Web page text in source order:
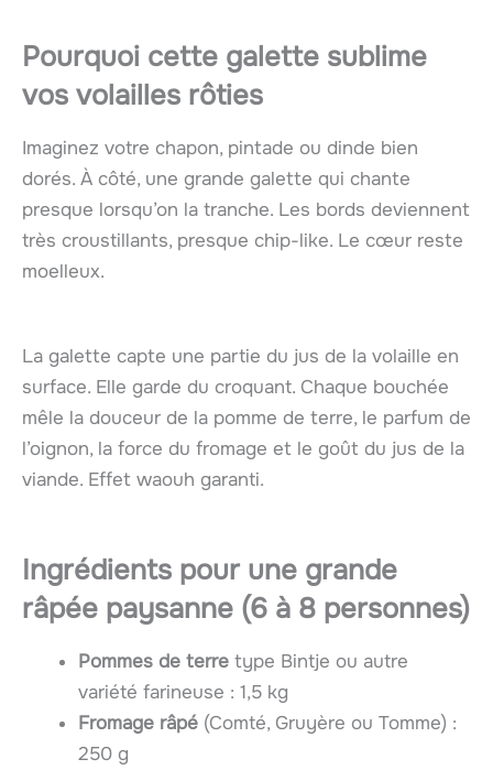
Pourquoi cette galette sublime
vos volailles rôties
Imaginez votre chapon, pintade ou dinde bien
dorés. À côté, une grande galette qui chante
presque lorsqu’on la tranche. Les bords deviennent
très croustillants, presque chip-like. Le cœur reste
moelleux.
La galette capte une partie du jus de la volaille en
surface. Elle garde du croquant. Chaque bouchée
mêle la douceur de la pomme de terre, le parfum de
l’oignon, la force du fromage et le goût du jus de la
viande. Effet waouh garanti.
Ingrédients pour une grande
râpée paysanne (6 à 8 personnes)
Pommes de terre type Bintje ou autre
variété farineuse : 1,5 kg
Fromage râpé (Comté, Gruyère ou Tomme) :
250 g